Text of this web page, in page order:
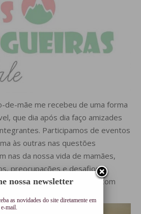
de-mãe me recebeu de uma forma
que dia após dia faço amizades
Participamos de eventos
às outras nas questões
nas da nossa vida de mamães,
preocupações e desafios
de muito aprendizado com
de verdade!
nossa newsletter
as novidades do site diretamente em
e-mail.